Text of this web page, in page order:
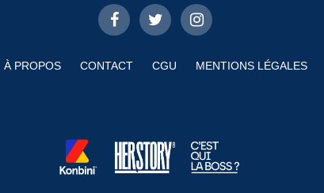
À PROPOS CONTACT CGU MENTIONS LÉGALES